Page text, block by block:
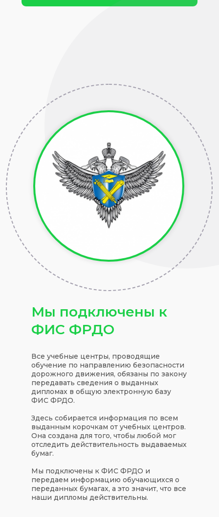
Все учебные центры, проводящие
обучение по направлению безопасности
дорожного движения, обязаны по закону
передавать сведения о выданных
дипломах в общую электронную базу
ФИС ФРДО.
Здесь собирается информация по всем
выданным корочкам от учебных центров.
Она создана для того, чтобы любой мог
отследить действительность выдаваемых
бумаг.
Мы подключены к ФИС ФРДО и
передаем информацию обучающихся о
переданных бумагах, а это значит, что все
наши дипломы действительны.
Мы подключены к
ФИС ФРДО